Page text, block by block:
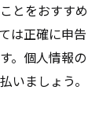
とをおすすめ
は正確に申告
。個人情報の
いましょう。